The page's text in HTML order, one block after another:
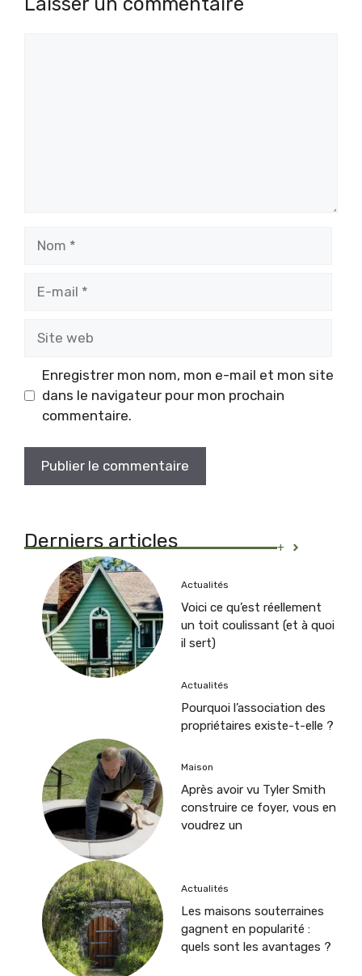
Enregistrer mon nom, mon e-mail et mon site
dans le navigateur pour mon prochain
commentaire.
Derniers articles +
Actualités
Voici ce qu’est réellement
un toit coulissant (et à quoi
il sert)
Actualités
Pourquoi l’association des
propriétaires existe-t-elle ?
Maison
Après avoir vu Tyler Smith
construire ce foyer, vous en
voudrez un
Actualités
Les maisons souterraines
gagnent en popularité :
quels sont les avantages ?